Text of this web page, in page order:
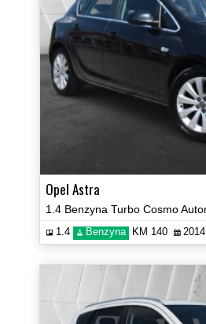
Opel Astra
1.4 Benzyna KM 140 2014